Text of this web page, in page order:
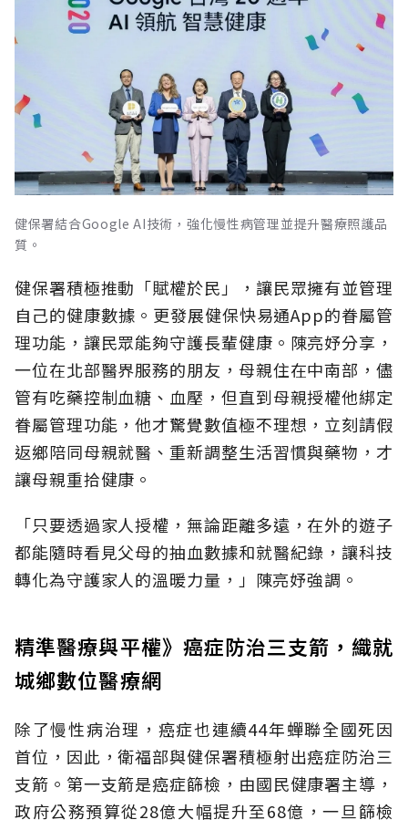
健保署結合Google AI技術，強化慢性病管理並提升醫療照護品
質。
健保署積極推動「賦權於民」，讓民眾擁有並管理
自己的健康數據。更發展健保快易通App的眷屬管
理功能，讓民眾能夠守護長輩健康。陳亮妤分享，
一位在北部醫界服務的朋友，母親住在中南部，儘
管有吃藥控制血糖、血壓，但直到母親授權他綁定
眷屬管理功能，他才驚覺數值極不理想，立刻請假
返鄉陪同母親就醫、重新調整生活習慣與藥物，才
讓母親重拾健康。
「只要透過家人授權，無論距離多遠，在外的遊子
都能隨時看見父母的抽血數據和就醫紀錄，讓科技
轉化為守護家人的溫暖力量，」陳亮妤強調。
精準醫療與平權》癌症防治三支箭，織就
城鄉數位醫療網
除了慢性病治理，癌症也連續44年蟬聯全國死因
首位，因此，衛福部與健保署積極射出癌症防治三
支箭。第一支箭是癌症篩檢，由國民健康署主導，
政府公務預算從28億大幅提升至68億，一旦篩檢